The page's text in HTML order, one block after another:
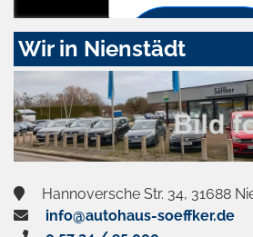
Zustimmen
aktivieren
Wir in Nienstädt
Hannoversche Str. 34, 31688
info@autohaus-soeffker.de